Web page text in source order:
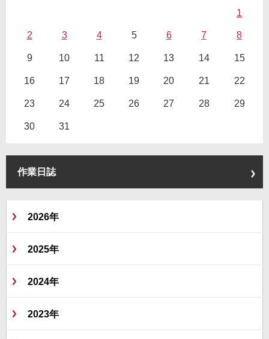
1
2 3 4 5 6 7 8
9 10 11 12 13 14 15
16 17 18 19 20 21 22
23 24 25 26 27 28 29
30 31
作業日誌
2026年
2025年
2024年
2023年